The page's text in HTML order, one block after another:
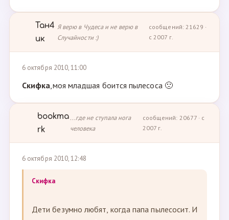
Тан4
ик
Я верю в Чудеса и не верю в
Случайности :)
сообщений: 21629 ·
с 2007 г.
6 октября 2010, 11:00
Скифка,моя младшая боится пылесоса 🙁
bookma
rk
...где не ступала нога
человека
сообщений: 20677 · с
2007 г.
6 октября 2010, 12:48
Скифка
Дети безумно любят, когда папа пылесосит. И